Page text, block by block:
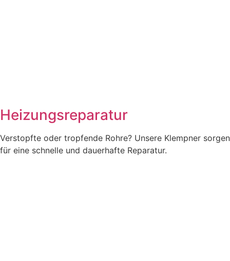
Heizungsreparatur
Verstopfte oder tropfende Rohre? Unsere Klempner sorgen
für eine schnelle und dauerhafte Reparatur.